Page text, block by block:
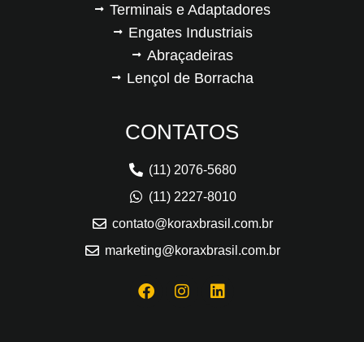
Terminais e Adaptadores
Engates Industriais
Abraçadeiras
Lençol de Borracha
CONTATOS
(11) 2076-5680
(11) 2227-8010
contato@koraxbrasil.com.br
marketing@koraxbrasil.com.br